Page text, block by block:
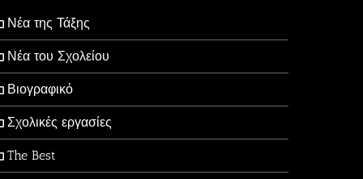
Νέα της Τάξης
Νέα του Σχολείου
Βιογραφικό
Σχολικές εργασίες
The Best